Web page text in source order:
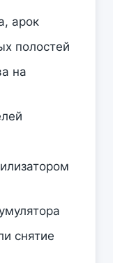
арок
полостей
на
снятие